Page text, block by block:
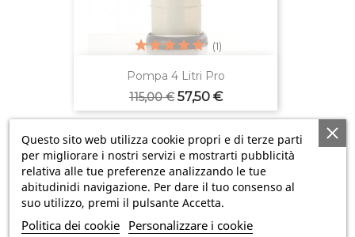
Pompa 4 Litri Pro
Prezzo
base
115,00 € Prezzo
57,50 €
(1)
-50%
Questo sito web utilizza cookie propri e di terze parti
per migliorare i nostri servizi e mostrarti pubblicità
relativa alle tue preferenze analizzando le tue
abitudinidi navigazione. Per dare il tuo consenso al
suo utilizzo, premi il pulsante Accetta.
Politica dei cookie Personalizzare i cookie